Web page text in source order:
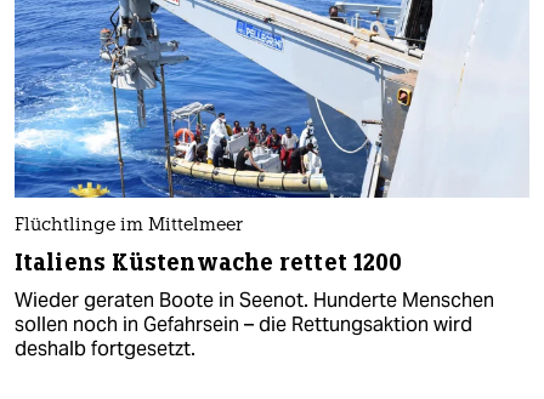
Flüchtlinge im Mittelmeer
Italiens Küstenwache rettet 1200
Wieder geraten Boote in Seenot. Hunderte Menschen
sollen noch in Gefahrsein – die Rettungsaktion wird
deshalb fortgesetzt.